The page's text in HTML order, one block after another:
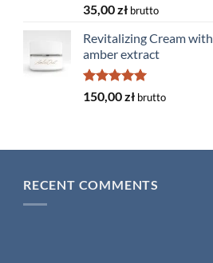
Rated5.00
out of 5
35,00zł brutto
Revitalizing Cream with
amber extract
Rated5.00
out of 5
150,00zł brutto
RECENT COMMENTS